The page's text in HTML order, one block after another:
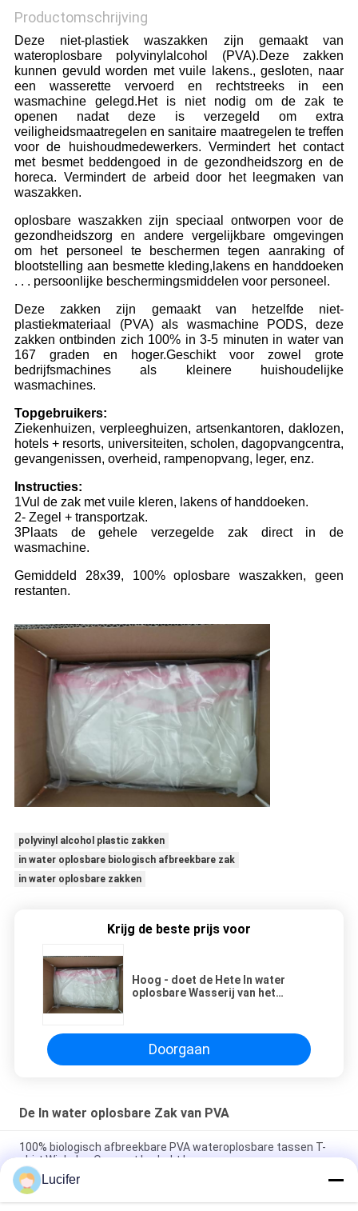
Productomschrijving
Deze niet-plastiek waszakken zijn gemaakt van
wateroplosbare polyvinylalcohol (PVA).Deze zakken
kunnen gevuld worden met vuile lakens., gesloten, naar
een wasserette vervoerd en rechtstreeks in een
wasmachine gelegd.Het is niet nodig om de zak te
openen nadat deze is verzegeld om extra
veiligheidsmaatregelen en sanitaire maatregelen te treffen
voor de huishoudmedewerkers. Vermindert het contact
met besmet beddengoed in de gezondheidszorg en de
horeca. Vermindert de arbeid door het leegmaken van
waszakken.
oplosbare waszakken zijn speciaal ontworpen voor de
gezondheidszorg en andere vergelijkbare omgevingen
om het personeel te beschermen tegen aanraking of
blootstelling aan besmette kleding,lakens en handdoeken
. . . persoonlijke beschermingsmiddelen voor personeel.
Deze zakken zijn gemaakt van hetzelfde niet-
plastiekmateriaal (PVA) als wasmachine PODS, deze
zakken ontbinden zich 100% in 3-5 minuten in water van
167 graden en hoger.Geschikt voor zowel grote
bedrijfsmachines als kleinere huishoudelijke
wasmachines.
Topgebruikers:
Ziekenhuizen, verpleeghuizen, artsenkantoren, daklozen,
hotels + resorts, universiteiten, scholen, dagopvangcentra,
gevangenissen, overheid, rampenopvang, leger, enz.
Instructies:
1Vul de zak met vuile kleren, lakens of handdoeken.
2- Zegel + transportzak.
3Plaats de gehele verzegelde zak direct in de
wasmachine.
Gemiddeld 28x39, 100% oplosbare waszakken, geen
restanten.
polyvinyl alcohol plastic zakken
in water oplosbare biologisch afbreekbare zak
in water oplosbare zakken
Krijg de beste prijs voor
Hoog - doet de Hete In water
oplosbare Wasserij van het
Doorgaan
De In water oplosbare Zak van PVA
100% biologisch afbreekbare PVA wateroplosbare tassen T-
shirt Winkelen Op maat bedrukt logo
660MM x 840MM Zak van de het Ziekenhuis de Hete In water
oplosbare Wasserij van x 25Micron
Lucifer